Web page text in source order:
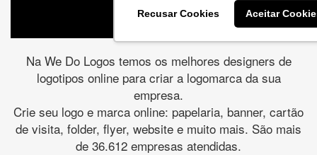
Recusar Cookies Aceitar
Na We Do Logos temos os melhores designers de
logotipos online para criar a logomarca da sua
empresa.
Crie seu logo e marca online: papelaria, banner, cartão
de visita, folder, flyer, website e muito mais. São mais
de 36.612 empresas atendidas.